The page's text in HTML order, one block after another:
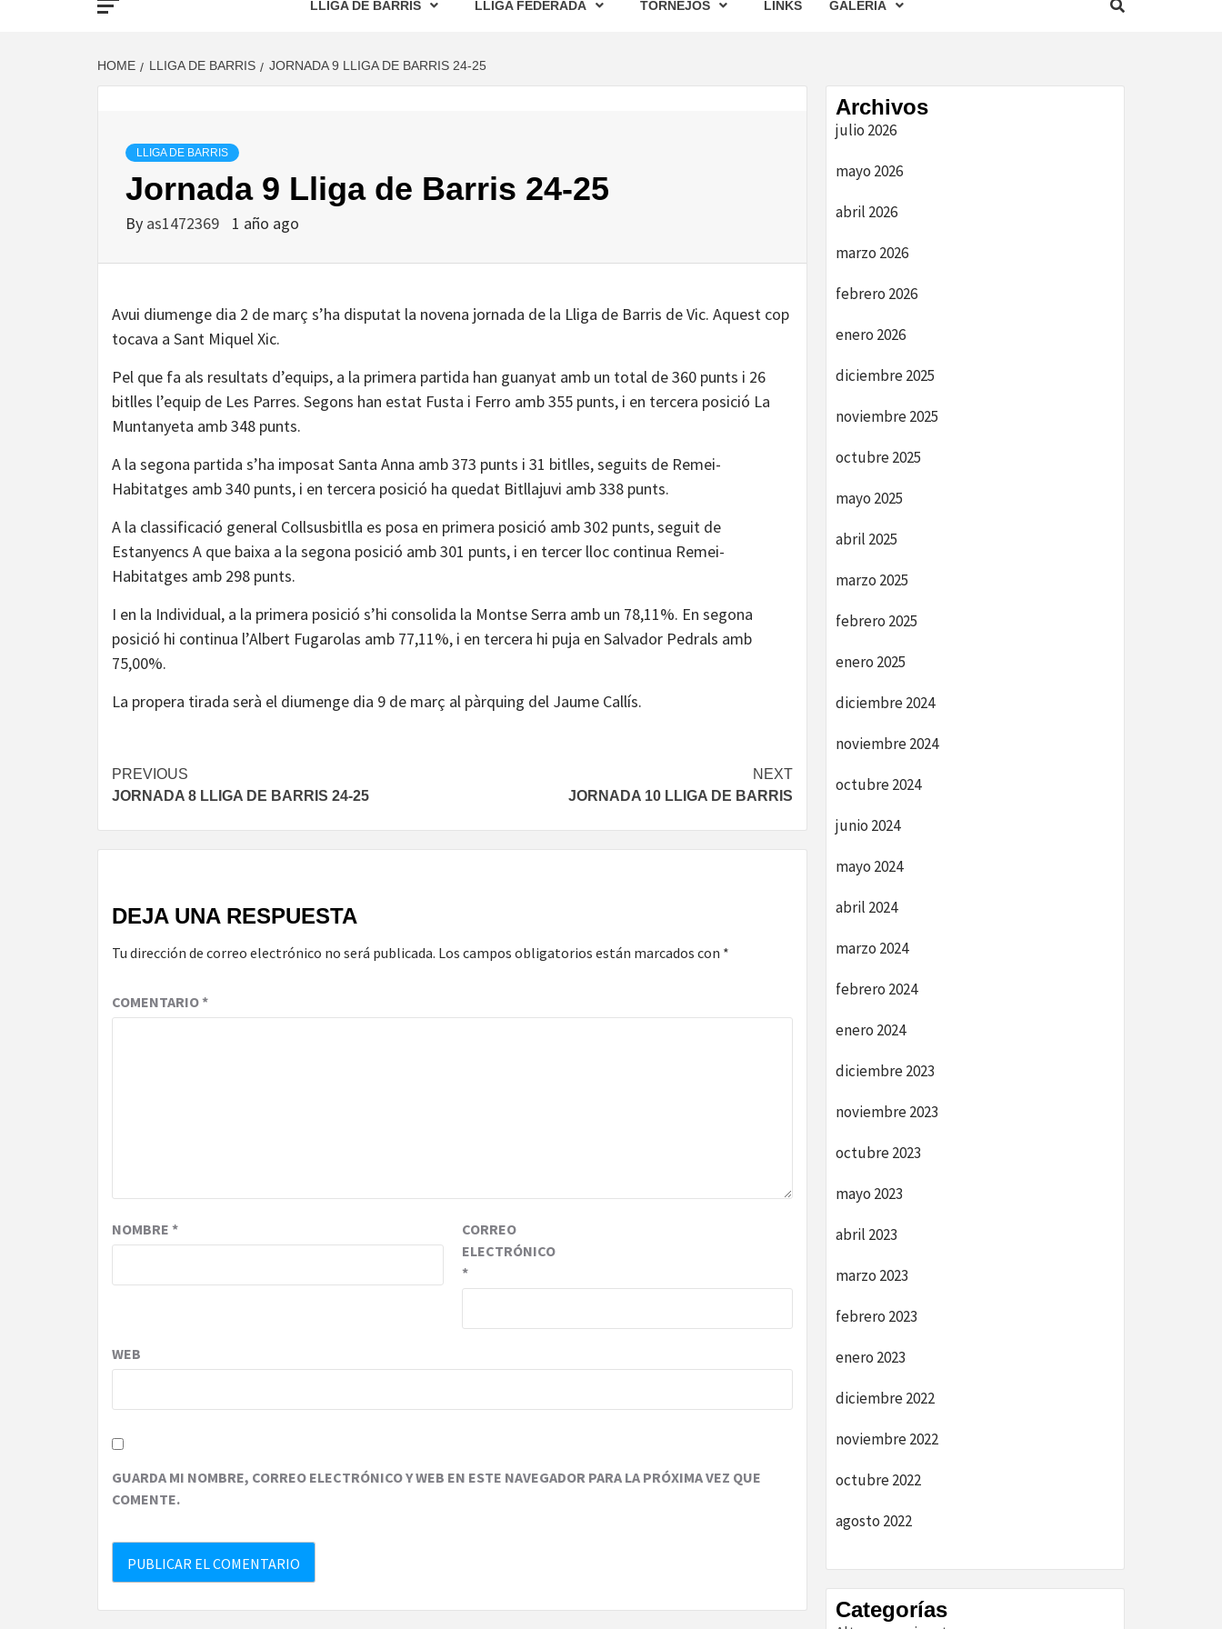
LLIGA DE BARRIS LLIGA FEDERADA TORNEJOS LINKS GALERIA
HOME LLIGA DE BARRIS JORNADA 9 LLIGA DE BARRIS 24-25
LLIGA DE BARRIS
Jornada 9 Lliga de Barris 24-25
By as1472369 1 año ago
Avui diumenge dia 2 de març s’ha disputat la novena jornada de la Lliga de Barris de Vic. Aquest cop
tocava a Sant Miquel Xic.
Pel que fa als resultats d’equips, a la primera partida han guanyat amb un total de 360 punts i 26
bitlles l’equip de Les Parres. Segons han estat Fusta i Ferro amb 355 punts, i en tercera posició La
Muntanyeta amb 348 punts.
A la segona partida s’ha imposat Santa Anna amb 373 punts i 31 bitlles, seguits de Remei-
Habitatges amb 340 punts, i en tercera posició ha quedat Bitllajuvi amb 338 punts.
A la classificació general Collsusbitlla es posa en primera posició amb 302 punts, seguit de
Estanyencs A que baixa a la segona posició amb 301 punts, i en tercer lloc continua Remei-
Habitatges amb 298 punts.
I en la Individual, a la primera posició s’hi consolida la Montse Serra amb un 78,11%. En segona
posició hi continua l’Albert Fugarolas amb 77,11%, i en tercera hi puja en Salvador Pedrals amb
75,00%.
La propera tirada serà el diumenge dia 9 de març al pàrquing del Jaume Callís.
Continue
Reading
PREVIOUS
JORNADA 8 LLIGA DE BARRIS 24-25
NEXT
JORNADA 10 LLIGA DE BARRIS
DEJA UNA RESPUESTA
Tu dirección de correo electrónico no será publicada. Los campos obligatorios están marcados con *
COMENTARIO*
NOMBRE *
CORREO
ELECTRÓNICO
*
WEB
GUARDA MI NOMBRE, CORREO ELECTRÓNICO Y WEB EN ESTE NAVEGADOR PARA LA PRÓXIMA VEZ QUE
COMENTE.
Archivos
julio 2026
mayo 2026
abril 2026
marzo 2026
febrero 2026
enero 2026
diciembre 2025
noviembre 2025
octubre 2025
mayo 2025
abril 2025
marzo 2025
febrero 2025
enero 2025
diciembre 2024
noviembre 2024
octubre 2024
junio 2024
mayo 2024
abril 2024
marzo 2024
febrero 2024
enero 2024
diciembre 2023
noviembre 2023
octubre 2023
mayo 2023
abril 2023
marzo 2023
febrero 2023
enero 2023
diciembre 2022
noviembre 2022
octubre 2022
agosto 2022
Categorías